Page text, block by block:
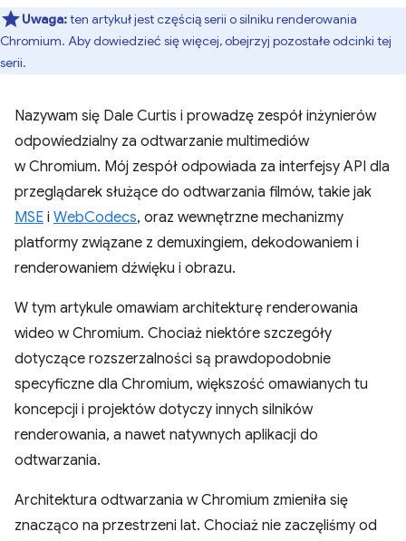
Uwaga:ten artykuł jest częścią serii o silniku renderowania
Chromium. Aby dowiedzieć się więcej, obejrzyj pozostałe odcinki tej
serii.
Nazywam się Dale Curtis i prowadzę zespół inżynierów
odpowiedzialny za odtwarzanie multimediów
w Chromium. Mój zespół odpowiada za interfejsy API dla
przeglądarek służące do odtwarzania filmów, takie jak
MSE i WebCodecs, oraz wewnętrzne mechanizmy
platformy związane z demuxingiem, dekodowaniem i
renderowaniem dźwięku i obrazu.
W tym artykule omawiam architekturę renderowania
wideo w Chromium. Chociaż niektóre szczegóły
dotyczące rozszerzalności są prawdopodobnie
specyficzne dla Chromium, większość omawianych tu
koncepcji i projektów dotyczy innych silników
renderowania, a nawet natywnych aplikacji do
odtwarzania.
Architektura odtwarzania w Chromium zmieniła się
znacząco na przestrzeni lat. Chociaż nie zaczęliśmy od